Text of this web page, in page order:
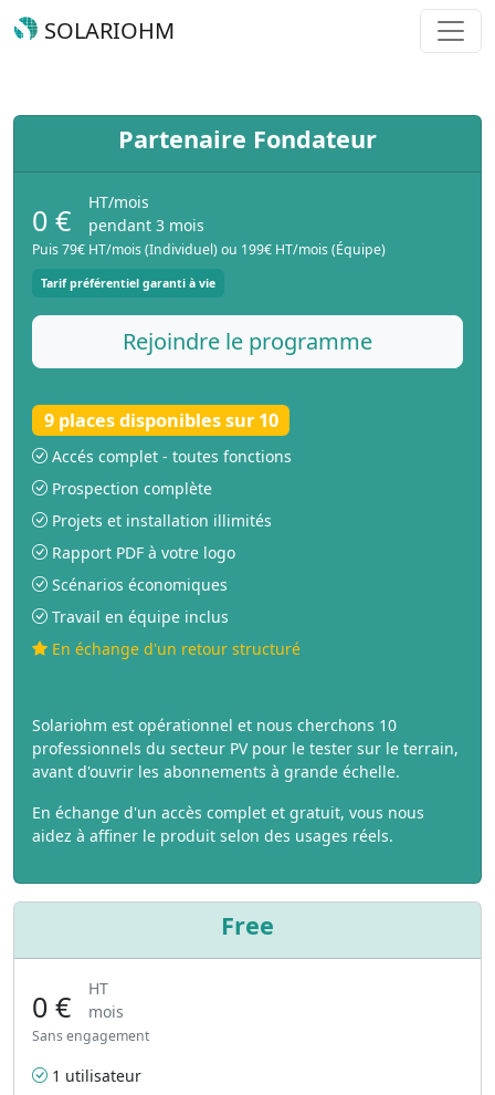
SOLARIOHM
Partenaire Fondateur
0 €
HT/mois
pendant 3 mois
Puis 79€ HT/mois (Individuel) ou 199€ HT/mois (Équipe)
Tarif préférentiel garanti à vie
Rejoindre le programme
9 places disponibles sur 10
Accés complet - toutes fonctions
Prospection complète
Projets et installation illimités
Rapport PDF à votre logo
Scénarios économiques
Travail en équipe inclus
En échange d'un retour structuré
Solariohm est opérationnel et nous cherchons 10
professionnels du secteur PV pour le tester sur le terrain,
avant d'ouvrir les abonnements à grande échelle.
En échange d'un accès complet et gratuit, vous nous
aidez à affiner le produit selon des usages réels.
Free
0 €
HT
mois
Sans engagement
1 utilisateur